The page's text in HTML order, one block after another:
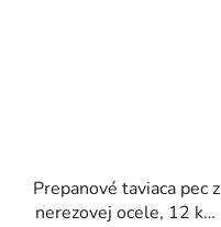
Prepanové taviaca pec z
nerezovej ocele, 12 kg,